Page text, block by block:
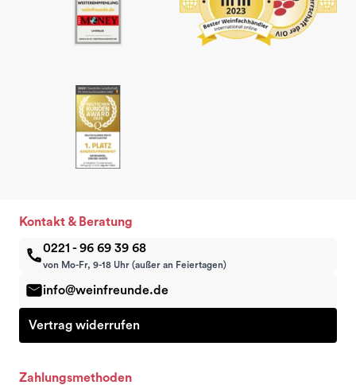
Kontakt & Beratung
0221 - 96 69 39 68
von Mo-Fr, 9-18 Uhr (außer an Feiertagen)
info@weinfreunde.de
Vertrag widerrufen
Zahlungsmethoden